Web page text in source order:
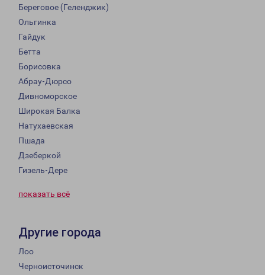
Береговое (Геленджик)
Ольгинка
Гайдук
Бетта
Борисовка
Абрау-Дюрсо
Дивноморское
Широкая Балка
Натухаевская
Пшада
Дзеберкой
Гизель-Дере
показать всё
Другие города
Лоо
Черноисточинск